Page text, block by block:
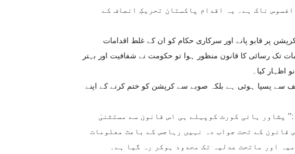
ناک ہے۔ یہ اقدام پاکستان تحریکِ انصاف کے
پر قابو پانے اور سرکاری حکام کو ان کے غلط اقدامات
تک رسائی کا قانون منظور ہوا تو حکومت نے شفافیت اور بہتر
اظہار کیا۔
سے پسپا ہوئی ہے بلکہ صوبے سے کرپشن کو ختم کرنے کے اپنے
پشاور ہائی کورٹ کوپہلے ہی اس قانون سے مستثنیٰ
قانون کے تحت جواب دہ نہیں رہاجس کے باعث معلومات